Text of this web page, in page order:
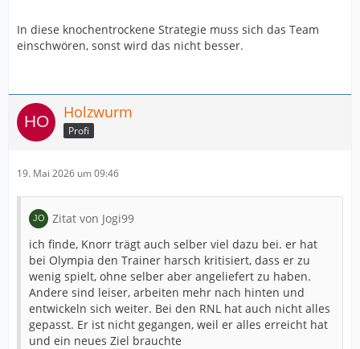
In diese knochentrockene Strategie muss sich das Team
einschwören, sonst wird das nicht besser.
Holzwurm
Profi
19. Mai 2026 um 09:46
Zitat von Jogi99
ich finde, Knorr trägt auch selber viel dazu bei. er hat
bei Olympia den Trainer harsch kritisiert, dass er zu
wenig spielt, ohne selber aber angeliefert zu haben.
Andere sind leiser, arbeiten mehr nach hinten und
entwickeln sich weiter. Bei den RNL hat auch nicht alles
gepasst. Er ist nicht gegangen, weil er alles erreicht hat
und ein neues Ziel brauchte